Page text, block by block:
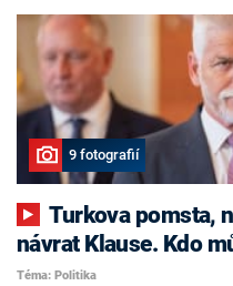
9 fotografií
Turkova pomsta, nekonfliktní Havlíček i
návrat Klause. Kdo
Téma: Politika